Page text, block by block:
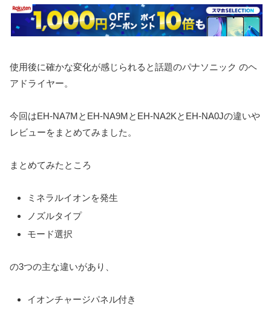
使用後に確かな変化が感じられると話題のパナソニック のヘ
アドライヤー。
今回はEH-NA7MとEH-NA9MとEH-NA2KとEH-NA0Jの違いや
レビューをまとめてみました。
まとめてみたところ
ミネラルイオンを発生
ノズルタイプ
モード選択
の3つの主な違いがあり、
イオンチャージパネル付き